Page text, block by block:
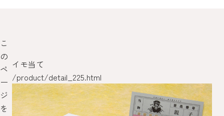
こ
の
ペ
ー
ジ
を
イモ当て
/product/detail_225.html